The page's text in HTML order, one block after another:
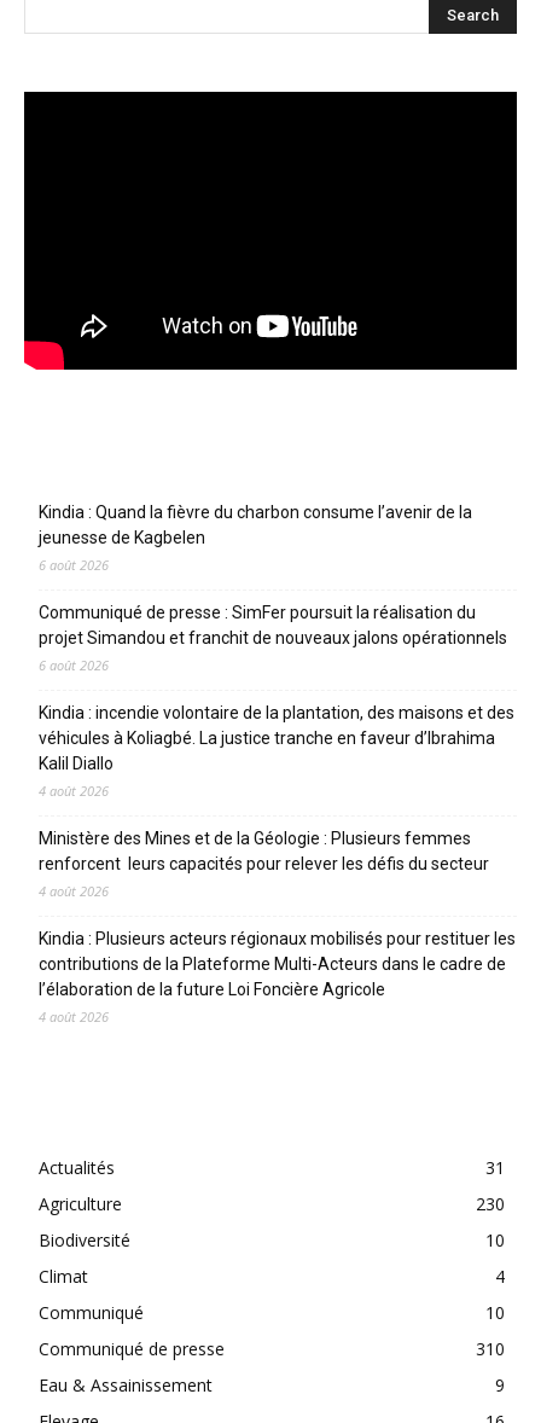
Kindia : Quand la fièvre du charbon consume l’avenir de la
jeunesse de Kagbelen
6 août 2026
Communiqué de presse : SimFer poursuit la réalisation du
projet Simandou et franchit de nouveaux jalons opérationnels
6 août 2026
Kindia : incendie volontaire de la plantation, des maisons et des
véhicules à Koliagbé. La justice tranche en faveur d’Ibrahima
Kalil Diallo
4 août 2026
Ministère des Mines et de la Géologie : Plusieurs femmes
renforcent leurs capacités pour relever les défis du secteur
4 août 2026
Kindia : Plusieurs acteurs régionaux mobilisés pour restituer les
contributions de la Plateforme Multi-Acteurs dans le cadre de
l’élaboration de la future Loi Foncière Agricole
4 août 2026
Actualités
31
Agriculture
230
Biodiversité
10
Climat
4
Communiqué
10
Communiqué de presse
310
Eau & Assainissement
9